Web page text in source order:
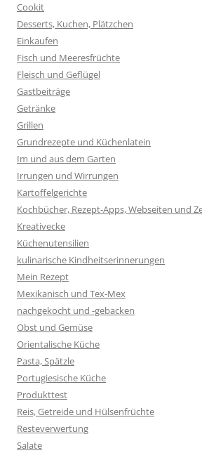
Cookit
Desserts, Kuchen, Plätzchen
Einkaufen
Fisch und Meeresfrüchte
Fleisch und Geflügel
Gastbeiträge
Getränke
Grillen
Grundrezepte und Küchenlatein
Im und aus dem Garten
Irrungen und Wirrungen
Kartoffelgerichte
Kochbücher, Rezept-Apps, Webseiten und
Kreativecke
Küchenutensilien
kulinarische Kindheitserinnerungen
Mein Rezept
Mexikanisch und Tex-Mex
nachgekocht und -gebacken
Obst und Gemüse
Orientalische Küche
Pasta, Spätzle
Portugiesische Küche
Produkttest
Reis, Getreide und Hülsenfrüchte
Resteverwertung
Salate